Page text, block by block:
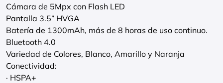
Cámara de 5Mpx con Flash LED
Pantalla 3.5” HVGA
Batería de 1300mAh, más de 8 horas de uso continuo.
Bluetooth 4.0
Variedad de Colores, Blanco, Amarillo y Naranja
Conectividad:
· HSPA+